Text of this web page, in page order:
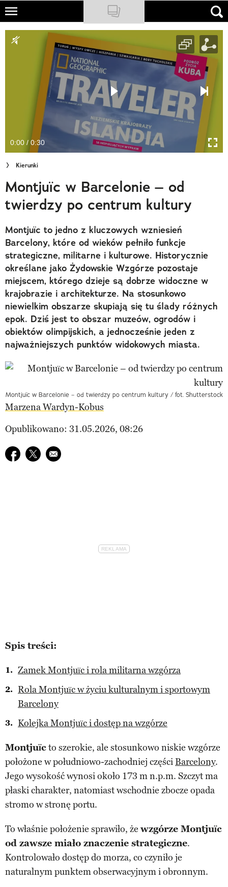
Skip
main
NATIONAL GEOGRAPHIC
TRAVELER
PODCASTY
Newsletter
Cuda Polski
Wielki Konkurs Fotograficzny
Trendbook Podróżniczy
Polecane
0:00 / 0:30
Kierunki
Montjuïc w Barcelonie – od
twierdzy po centrum kultury
Montjuïc to jedno z kluczowych wzniesień
Barcelony, które od wieków pełniło funkcje
strategiczne, militarne i kulturowe. Historycznie
określane jako Żydowskie Wzgórze pozostaje
miejscem, którego dzieje są dobrze widoczne w
krajobrazie i architekturze. Na stosunkowo
niewielkim obszarze skupiają się tu ślady różnych
epok. Dziś jest to obszar muzeów, ogrodów i
obiektów olimpijskich, a jednocześnie jeden z
najważniejszych punktów widokowych miasta.
Montjuïc w Barcelonie – od twierdzy po centrum kultury / fot. Shutterstock
Marzena Wardyn-Kobus
Opublikowano: 31.05.2026, 08:26
Udostępnij na facebook
Udostępnij na twitter
E-mail do przyjaciela
Spis treści:
Zamek Montjuïc i rola militarna wzgórza
Rola Montjuïc w życiu kulturalnym i sportowym
Barcelony
Kolejka Montjuïc i dostęp na wzgórze
Montjuïcto szerokie, ale stosunkowo niskie wzgórze
położone w południowo-zachodniej częściBarcelony.
Jego wysokość wynosi około 173 m n.p.m. Szczyt ma
płaski charakter, natomiast wschodnie zbocze opada
stromo w stronę portu.
To właśnie położenie sprawiło, że wzgórze Montjuïc
od zawsze miało znaczenie strategiczne.
Kontrolowało dostęp do morza, co czyniło je
naturalnym punktem obserwacyjnym i obronnym.